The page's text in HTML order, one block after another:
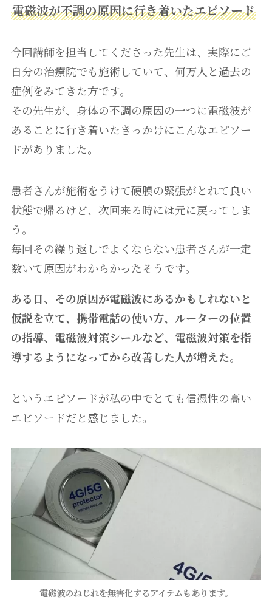
電磁波が不調の原因に行き着いたエピソード
今回講師を担当してくださった先生は、実際にご
自分の治療院でも施術していて、何万人と過去の
症例をみてきた方です。
その先生が、身体の不調の原因の一つに電磁波が
あることに行き着いたきっかけにこんなエピソー
ドがありました。
患者さんが施術をうけて硬膜の緊張がとれて良い
状態で帰るけど、次回来る時には元に戻ってしま
う。
毎回その繰り返しでよくならない患者さんが一定
数いて原因がわからかったそうです。
ある日、その原因が電磁波にあるかもしれないと
仮説を立て、携帯電話の使い方、ルーターの位置
の指導、電磁波対策シールなど、電磁波対策を指
導するようになってから改善した人が増えた。
というエピソードが私の中でとても信憑性の高い
エピソードだと感じました。
電磁波のねじれを無害化するアイテムもあります。